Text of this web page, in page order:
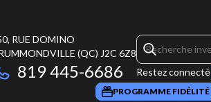
RUE DOMINO
(QC) J2C 6Z8
819 445-6686 Restez connecté
PROGRAMME FIDÉLITÉ